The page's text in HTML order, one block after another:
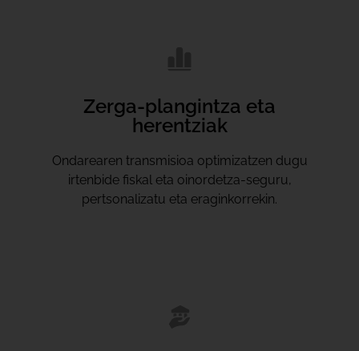
Zerga-plangintza eta
herentziak
Ondarearen transmisioa optimizatzen dugu
irtenbide fiskal eta oinordetza-seguru,
pertsonalizatu eta eraginkorrekin.